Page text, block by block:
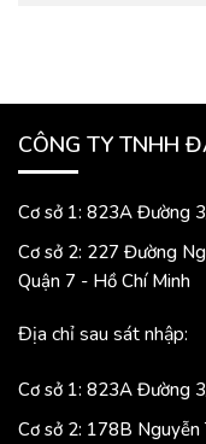
CÔNG TY TNHH
Cơ sở 1: 823A Đường
Cơ sở 2: 227 Đường
Quận 7 - Hồ Chí Minh
Địa chỉ sau sát nhập:
Cơ sở 1: 823A Đường
Cơ sở 2: 178B